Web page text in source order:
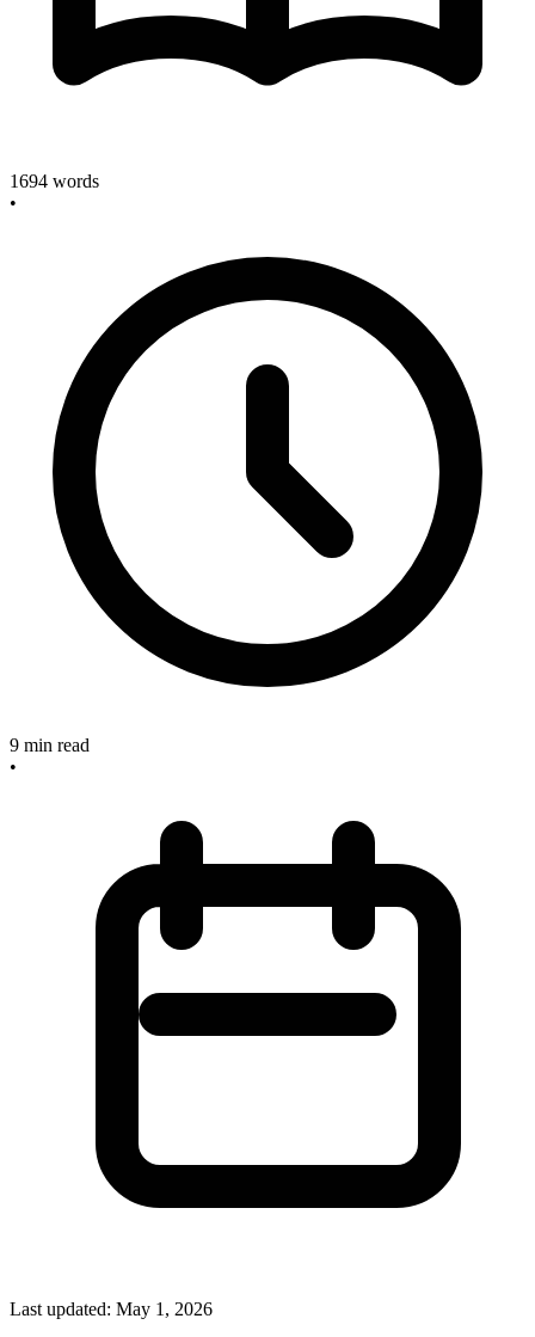
1694 words
•
9 min read
•
Last updated: May 1, 2026